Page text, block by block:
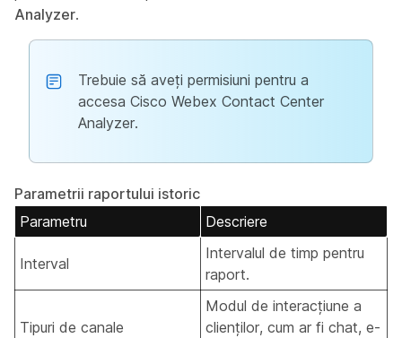
Analyzer.
Trebuie să aveți permisiuni pentru a
accesa Cisco Webex Contact Center
Analyzer.
Parametrii raportului istoric
Parametru
Descriere
Interval
Intervalul de timp pentru
raport.
Tipuri de canale
Modul de interacțiune a
clienților, cum ar fi chat, e-